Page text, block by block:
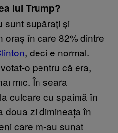
lui Trump?
sunt supărați și
oraș în care 82% dintre
, deci e normal.
o pentru că era,
mic. În seara
culcare cu spaimă în
doua zi dimineața în
care m-au sunat